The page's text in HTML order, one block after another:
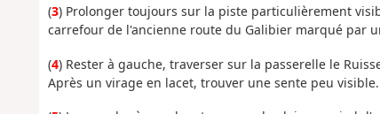
(3) Prolonger toujours sur la piste particulièrement
carrefour de l'ancienne route du Galibier marqué par
(4) Rester à gauche, traverser sur la passerelle le
Après un virage en lacet, trouver une sente peu visible.